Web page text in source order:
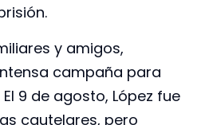
y amigos,
campaña para
9 de agosto, López fue
cautelares, pero